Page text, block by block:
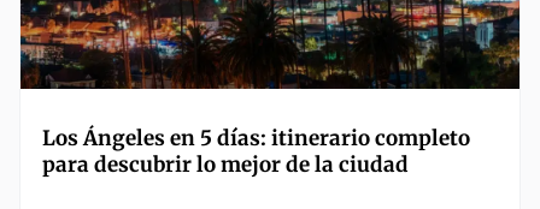
Los Ángeles en 5 días: itinerario completo
para descubrir lo mejor de la ciudad